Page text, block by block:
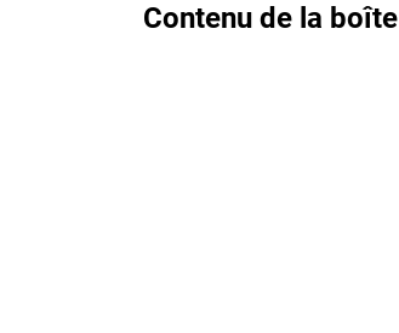
Contenu de la boîte